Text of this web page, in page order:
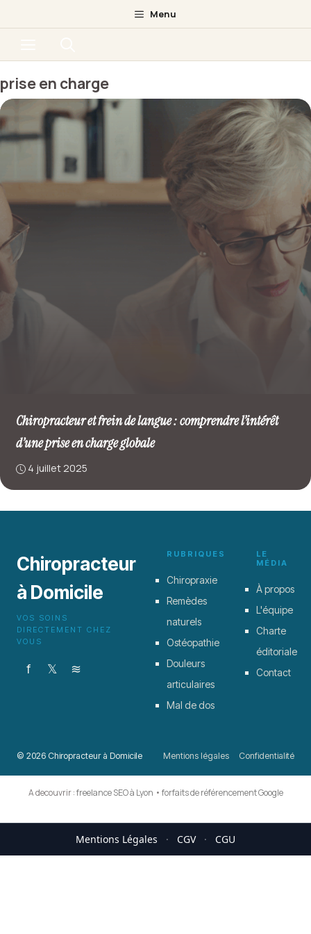
au
Menu
prise en charge
Chiropracteur et frein de langue : comprendre l’intérêt
d’une prise en charge globale
4 juillet 2025
Chiropracteur
à Domicile
VOS SOINS
DIRECTEMENT CHEZ
VOUS
f 𝕏 ≋
RUBRIQUES
Chiropraxie
Remèdes
naturels
Ostéopathie
Douleurs
articulaires
Mal de dos
LE
MÉDIA
À propos
L'équipe
Charte
éditoriale
Contact
© 2026 Chiropracteur à Domicile Mentions légales Confidentialité
A decouvrir :freelance SEO à Lyon • forfaits de référencement Google
Mentions Légales · CGV · CGU